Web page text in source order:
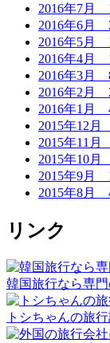
2016年7月
2016年6月
2016年5月
2016年4月
2016年3月
2016年2月
2016年1月
2015年12月
2015年11月
2015年10月
2015年9月
2015年8月
リンク
韓国旅行なら専
トシちゃんの旅